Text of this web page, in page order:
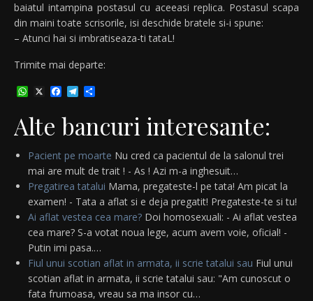
baiatul intampina postasul cu aceeasi replica. Postasul scapa
din maini toate scrisorile, isi deschide bratele si-i spune:
– Atunci hai si imbratiseaza-ti tataL!
Trimite mai departe:
WhatsApp
X Facebook
Telegram
Alte bancuri interesante:
Pacient pe moarte Nu cred ca pacientul de la salonul trei
mai are mult de trait ! - As ! Azi m-a inghesuit…
Pregatirea tatalui Mama, pregateste-l pe tata! Am picat la
examen! - Tata a aflat si e deja pregatit! Pregateste-te si tu!
Ai aflat vestea cea mare? Doi homosexuali: - Ai aflat vestea
cea mare? S-a votat noua lege, acum avem voie, oficial! -
Putin imi pasa.…
Fiul unui scotian aflat in armata, ii scrie tatalui sau Fiul unui
scotian aflat in armata, ii scrie tatalui sau: "Am cunoscut o
fata frumoasa, vreau sa ma insor cu…